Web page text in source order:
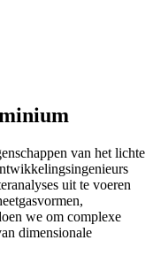
van het lichte
uit te voeren
we om complexe
dimensionale